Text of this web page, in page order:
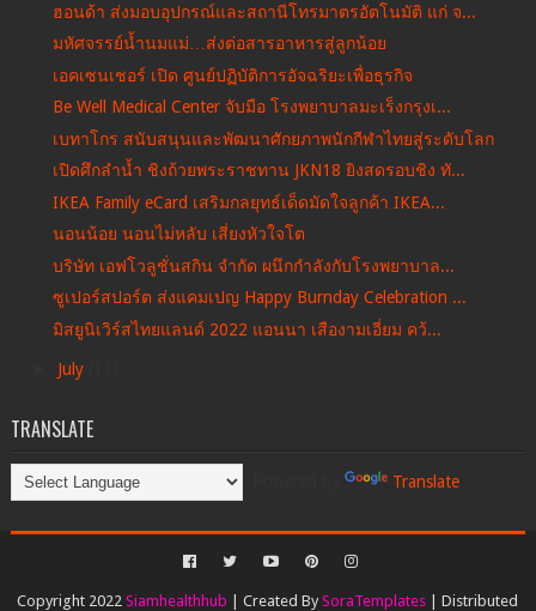
ฮอนด้า ส่งมอบอุปกรณ์และสถานีโทรมาตรอัตโนมัติ แก่ จ...
มหัศจรรย์น้ำนมแม่…ส่งต่อสารอาหารสู่ลูกน้อย
เอคเซนเชอร์ เปิด ศูนย์ปฏิบัติการอัจฉริยะเพื่อธุรกิจ
Be Well Medical Center จับมือ โรงพยาบาลมะเร็งกรุงเ...
เบทาโกร สนับสนุนและพัฒนาศักยภาพนักกีฬาไทยสู่ระดับโลก
เปิดศึกลำน้ำ ชิงถ้วยพระราชทาน JKN18 ยิงสดรอบชิง ทั...
IKEA Family eCard เสริมกลยุทธ์เด็ดมัดใจลูกค้า IKEA...
นอนน้อย นอนไม่หลับ เสี่ยงหัวใจโต
บริษัท เอฟโวลูชั่นสกิน จำกัด ผนึกกำลังกับโรงพยาบาล...
ซูเปอร์สปอร์ต ส่งแคมเปญ Happy Burnday Celebration ...
มิสยูนิเวิร์สไทยแลนด์ 2022 แอนนา เสืองามเอี่ยม คว้...
July
TRANSLATE
Translate
Copyright 2022Siamhealthhub | Created BySoraTemplates | Distributed